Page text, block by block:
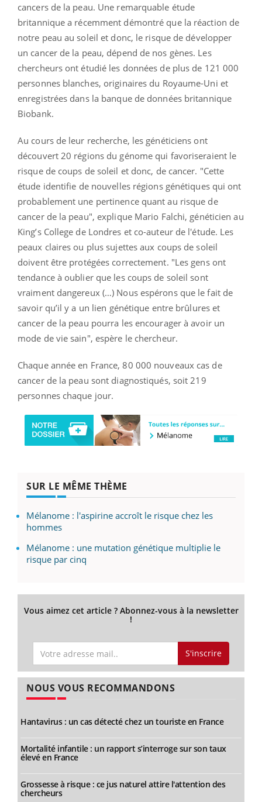
cancers de la peau. Une remarquable étude
britannique a récemment démontré que la réaction de
notre peau au soleil et donc, le risque de développer
un cancer de la peau, dépend de nos gènes. Les
chercheurs ont étudié les données de plus de 121 000
personnes blanches, originaires du Royaume-Uni et
enregistrées dans la banque de données britannique
Biobank.
Au cours de leur recherche, les généticiens ont
découvert 20 régions du génome qui favoriseraient le
risque de coups de soleil et donc, de cancer. "Cette
étude identifie de nouvelles régions génétiques qui ont
probablement une pertinence quant au risque de
cancer de la peau", explique Mario Falchi, généticien au
King’s College de Londres et co-auteur de l'étude. Les
peaux claires ou plus sujettes aux coups de soleil
doivent être protégées correctement. "Les gens ont
tendance à oublier que les coups de soleil sont
vraiment dangereux (…) Nous espérons que le fait de
savoir qu’il y a un lien génétique entre brûlures et
cancer de la peau pourra les encourager à avoir un
mode de vie sain", espère le chercheur.
Chaque année en France, 80 000 nouveaux cas de
cancer de la peau sont diagnostiqués, soit 219
personnes chaque jour.
SUR LE MÊME THÈME
Mélanome : l'aspirine accroît le risque chez les
hommes
Mélanome : une mutation génétique multiplie le
risque par cinq
Vous aimez cet article ? Abonnez-vous à la newsletter
!
S'inscrire
NOUS VOUS RECOMMANDONS
Hantavirus : un cas détecté chez un touriste en France
Mortalité infantile : un rapport s’interroge sur son taux
élevé en France
Grossesse à risque : ce jus naturel attire l'attention des
chercheurs